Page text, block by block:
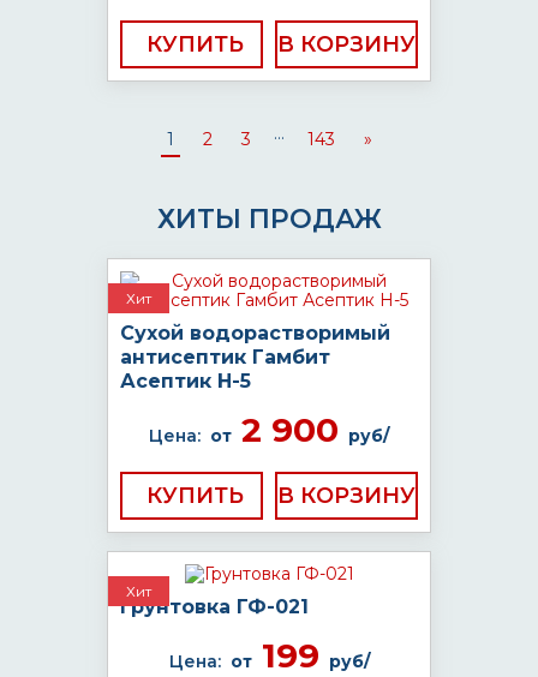
КУПИТЬ
1 2 3 ... 143 »
ХИТЫ ПРОДАЖ
Хит
Сухой водорастворимый
антисептик Гамбит
Асептик H-5
Цена: от 2 900 руб/
КУПИТЬ
Хит
Грунтовка ГФ-021
Цена: от199 руб/